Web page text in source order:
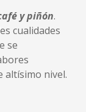
y piñón.
cualidades
se
altísimo nivel.